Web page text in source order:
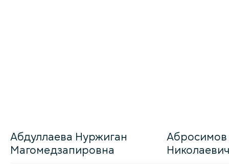
Абдуллаева Нуржиган
Магомедзапировна
Николаевич